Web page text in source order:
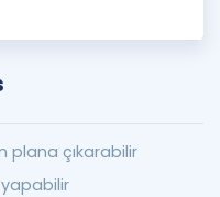
plana çıkarabilir
yapabilir